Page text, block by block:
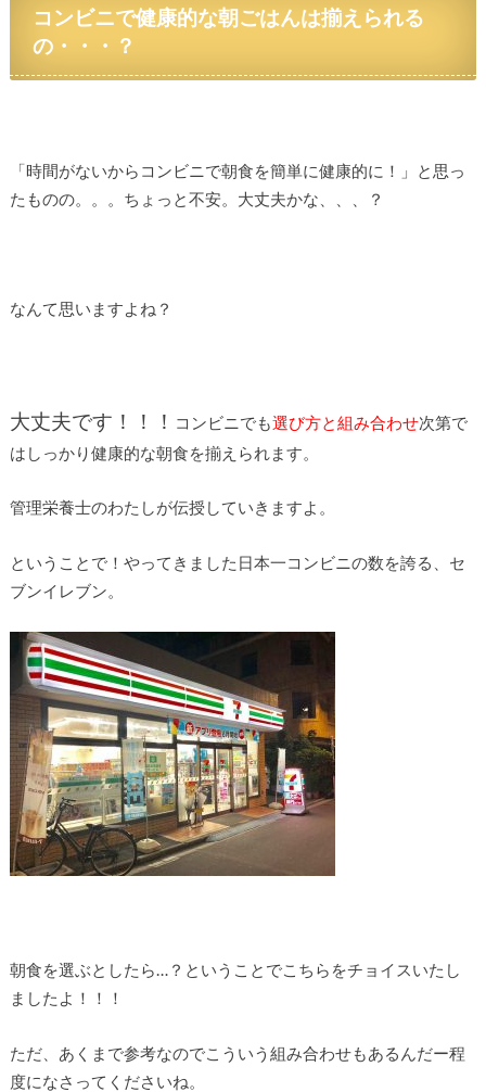
コンビニで健康的な朝ごはんは揃えられる
の・・・？
「時間がないからコンビニで朝食を簡単に健康的に！」と思っ
たものの。。。ちょっと不安。大丈夫かな、、、？
なんて思いますよね？
大丈夫です！！！ コンビニでも選び方と組み合わせ次第で
はしっかり健康的な朝食を揃えられます。
管理栄養士のわたしが伝授していきますよ。
ということで！やってきました日本一コンビニの数を誇る、セ
ブンイレブン。
朝食を選ぶとしたら…？ということでこちらをチョイスいたし
ましたよ！！！
ただ、あくまで参考なのでこういう組み合わせもあるんだー程
度になさってくださいね。